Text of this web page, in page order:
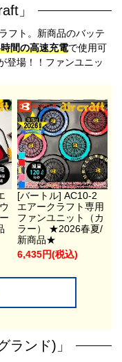
」
フト。新商品のバッテ
間の高速充電で使用可
登場！！ファンユニッ
[バートル] AC10-2
エアークラフト専用
ファンユニット（カ
ラー） ★2026春夏/
新商品★
6,435円(税込)
ランド)」